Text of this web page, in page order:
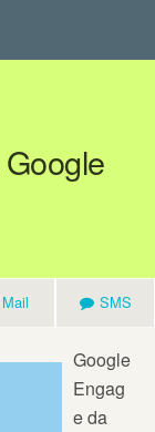
Mail SMS
Google
Engag
e da